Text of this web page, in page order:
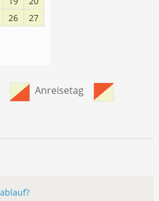
26
27
Anreisetag